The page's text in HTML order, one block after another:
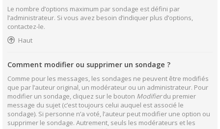
Le nombre d’options maximum par sondage est défini par
l’administrateur. Si vous avez besoin d’indiquer plus d’options,
contactez-le.
Haut
Comment modifier ou supprimer un sondage ?
Comme pour les messages, les sondages ne peuvent être modifiés
que par l’auteur original, un modérateur ou un administrateur. Pour
modifier un sondage, cliquez sur le bouton Modifierdu premier
message du sujet (c’est toujours celui auquel est associé le
sondage). Si personne n’a voté, l’auteur peut modifier une option ou
supprimer le sondage. Autrement, seuls les modérateurs et les